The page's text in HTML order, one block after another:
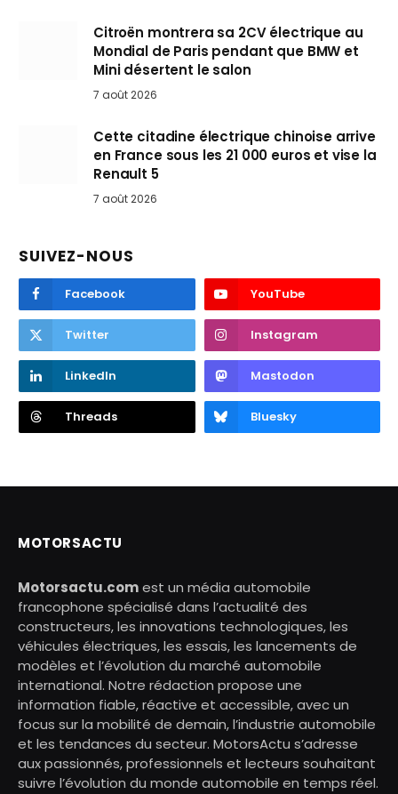
Citroën montrera sa 2CV électrique au
Mondial de Paris pendant que BMW et
Mini désertent le salon
7 août 2026
Cette citadine électrique chinoise arrive
en France sous les 21 000 euros et vise la
Renault 5
7 août 2026
SUIVEZ-NOUS
Facebook YouTube
Twitter Instagram
LinkedIn Mastodon
Threads Bluesky
MOTORSACTU
Motorsactu.comest un média automobile
francophone spécialisé dans l’actualité des
constructeurs, les innovations technologiques, les
véhicules électriques, les essais, les lancements de
modèles et l’évolution du marché automobile
international. Notre rédaction propose une
information fiable, réactive et accessible, avec un
focus sur la mobilité de demain, l’industrie automobile
et les tendances du secteur. MotorsActu s’adresse
aux passionnés, professionnels et lecteurs souhaitant
suivre l’évolution du monde automobile en temps réel.